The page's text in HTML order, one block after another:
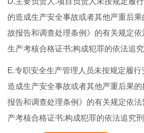
的造成生产安全事故或者其他严重后
故报告和调查处理条例》的有关规定
生产考核合格证书;构成犯罪的依法追究
E.专职安全生产管理人员未按规定履
造成生产安全事故或者其他严重后果
报告和调查处理条例》的有关规定依
产考核合格证书;构成犯罪的依法追究刑